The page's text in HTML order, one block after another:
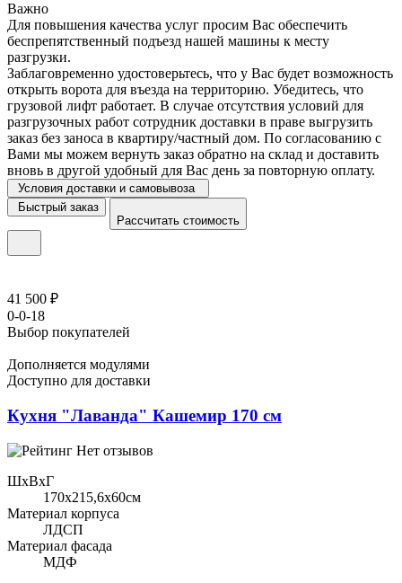
Важно
Для повышения качества услуг просим Вас обеспечить
беспрепятственный подъезд нашей машины к месту
разгрузки.
Заблаговременно удостоверьтесь, что у Вас будет возможность
открыть ворота для въезда на территорию. Убедитесь, что
грузовой лифт работает. В случае отсутствия условий для
разгрузочных работ сотрудник доставки в праве выгрузить
заказ без заноса в квартиру/частный дом. По согласованию с
Вами мы можем вернуть заказ обратно на склад и доставить
вновь в другой удобный для Вас день за повторную оплату.
Условия доставки и самовывоза
Быстрый заказ
Рассчитать стоимость
41 500 ₽
0-0-18
Выбор покупателей
Дополняется модулями
Доступно для доставки
Кухня "Лаванда" Кашемир 170 см
Нет отзывов
ШхВхГ
170x215,6х60см
Материал корпуса
ЛДСП
Материал фасада
МДФ